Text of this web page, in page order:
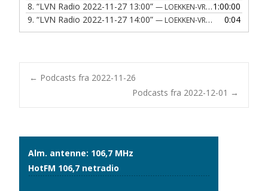
8. “LVN Radio 2022-11-27 13:00” — LOEKKEN-VRAA NAERRADIO
1:00:00
9. “LVN Radio 2022-11-27 14:00” — LOEKKEN-VRAA NAERRADIO 0:04
Post
← Podcasts fra 2022-11-26
Podcasts fra 2022-12-01 →
Alm. antenne: 106,7 MHz
HotFM 106,7 netradio